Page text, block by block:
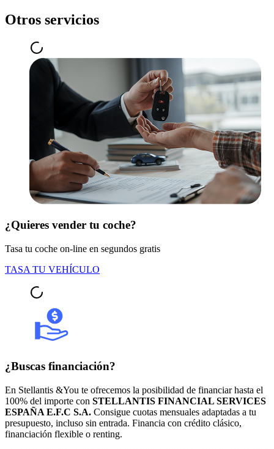
Otros servicios
¿Quieres vender tu coche?
Tasa tu coche on-line en segundos gratis
TASA TU VEHÍCULO
¿Buscas financiación?
En Stellantis &You te ofrecemos la posibilidad de financiar hasta el
100% del importe con STELLANTIS FINANCIAL SERVICES
ESPAÑA E.F.C S.A. Consigue cuotas mensuales adaptadas a tu
presupuesto, incluso sin entrada. Financia con crédito clásico,
financiación flexible o renting.